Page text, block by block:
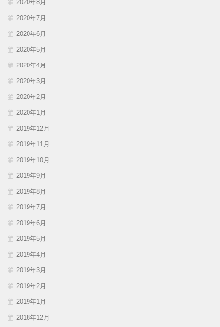
2020年8月
2020年7月
2020年6月
2020年5月
2020年4月
2020年3月
2020年2月
2020年1月
2019年12月
2019年11月
2019年10月
2019年9月
2019年8月
2019年7月
2019年6月
2019年5月
2019年4月
2019年3月
2019年2月
2019年1月
2018年12月